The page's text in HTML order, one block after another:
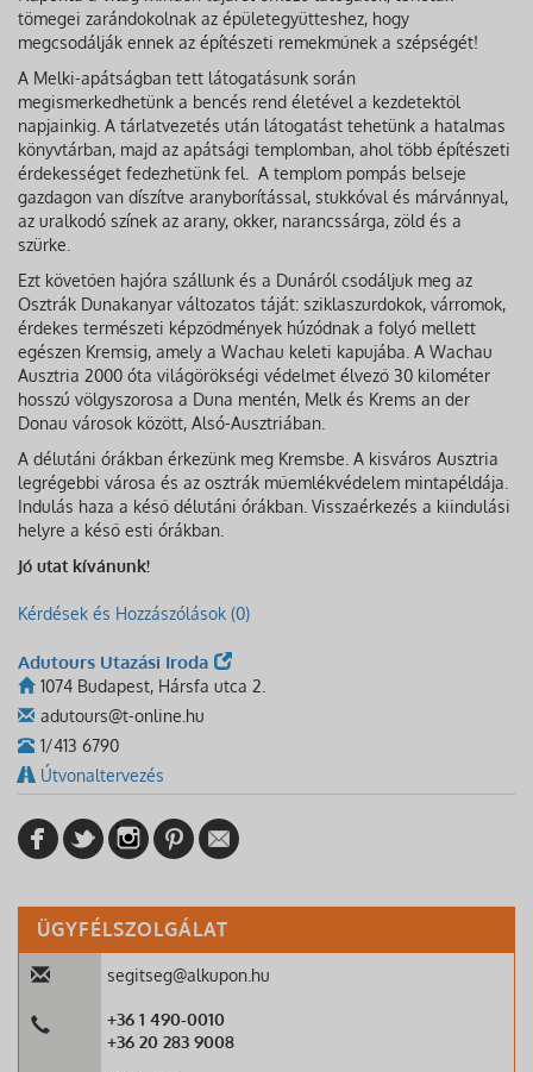
tömegei zarándokolnak az épületegyütteshez, hogy
megcsodálják ennek az építészeti remekműnek a szépségét!
A Melki-apátságban tett látogatásunk során
megismerkedhetünk a bencés rend életével a kezdetektől
napjainkig. A tárlatvezetés után látogatást tehetünk a hatalmas
könyvtárban, majd az apátsági templomban, ahol több építészeti
érdekességet fedezhetünk fel. A templom pompás belseje
gazdagon van díszítve aranyborítással, stukkóval és márvánnyal,
az uralkodó színek az arany, okker, narancssárga, zöld és a
szürke.
Ezt követően hajóra szállunk és a Dunáról csodáljuk meg az
Osztrák Dunakanyar változatos táját: sziklaszurdokok, várromok,
érdekes természeti képződmények húzódnak a folyó mellett
egészen Kremsig, amely a Wachau keleti kapujába. A Wachau
Ausztria 2000 óta világörökségi védelmet élvező 30 kilométer
hosszú völgyszorosa a Duna mentén, Melk és Krems an der
Donau városok között, Alsó-Ausztriában.
A délutáni órákban érkezünk meg Kremsbe. A kisváros Ausztria
legrégebbi városa és az osztrák műemlékvédelem mintapéldája.
Indulás haza a késő délutáni órákban. Visszaérkezés a kiindulási
helyre a késő esti órákban.
Jó utat kívánunk!
Kérdések és Hozzászólások (0)
Adutours Utazási Iroda
1074 Budapest, Hársfa utca 2.
adutours@t-online.hu
1/413 6790
Útvonaltervezés
ÜGYFÉLSZOLGÁLAT
segitseg@alkupon.hu
+36 1 490-0010
+36 20 283 9008